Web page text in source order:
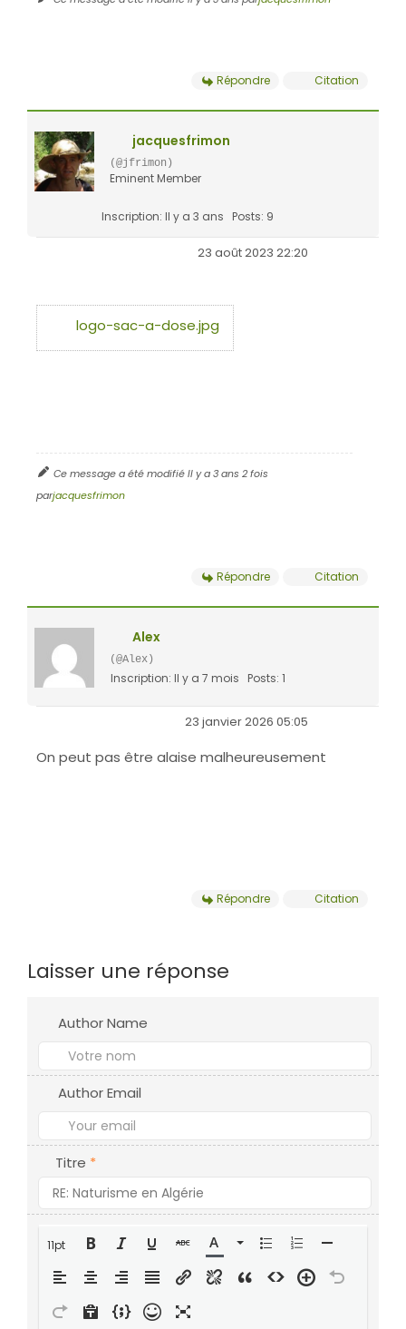
Répondre Citation
jacquesfrimon
(@jfrimon)
Eminent Member
Inscription: Il y a 3 ans Posts: 9
23 août 2023 22:20
logo-sac-a-dose.jpg
Ce message a été modifié Il y a 3 ans 2 fois
parjacquesfrimon
Répondre Citation
Alex
(@Alex)
Inscription: Il y a 7 mois Posts: 1
23 janvier 2026 05:05
On peut pas être alaise malheureusement
Répondre Citation
Laisser une réponse
Author Name
Author Email
Titre *
11pt